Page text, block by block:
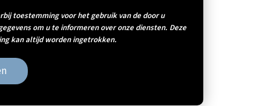
toestemming voor het gebruik van de door u
om u te informeren over onze diensten. Deze
kan altijd worden ingetrokken.